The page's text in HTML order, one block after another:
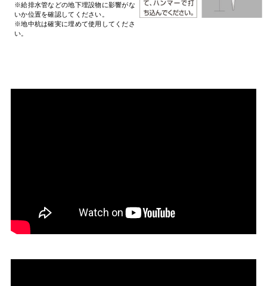
※給排水管などの地下埋設物に影響がな
いか位置を確認してください。
※地中杭は確実に埋めて使用してくださ
い。